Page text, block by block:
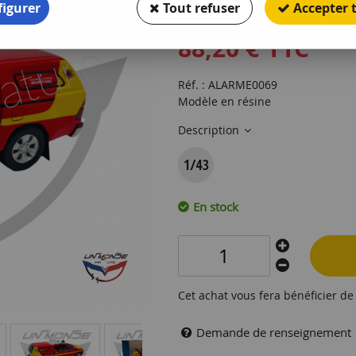
1 Avis Donnez
88,20€TTC
Réf. : ALARME0069
Modèle en résine
Description
En stock
Cet achat vous fera bénéficier de
Demande de renseignement
Tout refuser Accepter